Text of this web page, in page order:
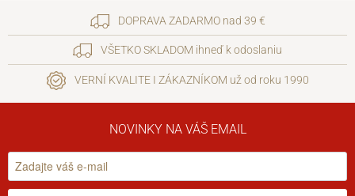
DOPRAVA ZADARMO nad 39 €
VŠETKO SKLADOM ihneď k odoslaniu
VERNÍ KVALITE I ZÁKAZNÍKOM už od roku 1990
NOVINKY NA VÁŠ EMAIL